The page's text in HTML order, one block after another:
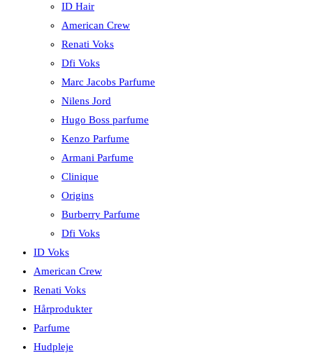
ID Hair
American Crew
Renati Voks
Dfi Voks
Marc Jacobs Parfume
Nilens Jord
Hugo Boss parfume
Kenzo Parfume
Armani Parfume
Clinique
Origins
Burberry Parfume
Dfi Voks
ID Voks
American Crew
Renati Voks
Hårprodukter
Parfume
Hudpleje